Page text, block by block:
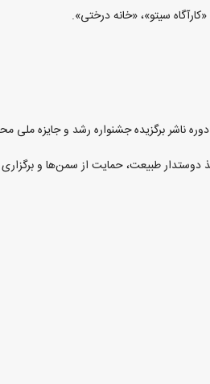
سیتو»، «خانه درختی».
دوستدار طبیعت، حمایت از سمن‌ها و